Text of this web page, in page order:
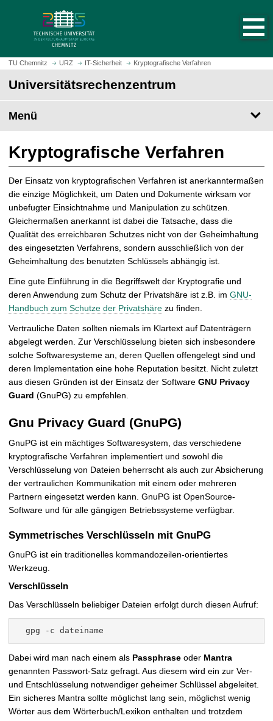
z
m
t
e
i
t
u
f
r
u
f
e
n
TU Chemnitz URZ IT-Sicherheit Kryptografische Verfahren
Universitäts­rechen­zentrum
Menü
Kryptografische Verfahren
Der Einsatz von kryptografischen Verfahren ist anerkanntermaßen
die einzige Möglichkeit, um Daten und Dokumente wirksam vor
unbefugter Einsichtnahme und Manipulation zu schützen.
Gleichermaßen anerkannt ist dabei die Tatsache, dass die
Qualität des erreichbaren Schutzes nicht von der Geheimhaltung
des eingesetzten Verfahrens, sondern ausschließlich von der
Geheimhaltung des benutzten Schlüssels abhängig ist.
Eine gute Einführung in die Begriffswelt der Kryptografie und
deren Anwendung zum Schutz der Privatshäre ist z.B. im GNU-
Handbuch zum Schutze der Privatshäre zu finden.
Vertrauliche Daten sollten niemals im Klartext auf Datenträgern
abgelegt werden. Zur Verschlüsselung bieten sich insbesondere
solche Softwaresysteme an, deren Quellen offengelegt sind und
deren Implementation eine hohe Reputation besitzt. Nicht zuletzt
aus diesen Gründen ist der Einsatz der Software GNU Privacy
Guard (GnuPG) zu empfehlen.
Gnu Privacy Guard (GnuPG)
GnuPG ist ein mächtiges Softwaresystem, das verschiedene
kryptografische Verfahren implementiert und sowohl die
Verschlüsselung von Dateien beherrscht als auch zur Absicherung
der vertraulichen Kommunikation mit einem oder mehreren
Partnern eingesetzt werden kann. GnuPG ist OpenSource-
Software und für alle gängigen Betriebssysteme verfügbar.
Symmetrisches Verschlüsseln mit GnuPG
GnuPG ist ein traditionelles kommandozeilen-orientiertes
Werkzeug.
Verschlüsseln
Das Verschlüsseln beliebiger Dateien erfolgt durch diesen Aufruf:
Dabei wird man nach einem als Passphrase oder Mantra
genannten Passwort-Satz gefragt. Aus diesem wird ein zur Ver-
und Entschlüsselung notwendiger geheimer Schlüssel abgeleitet.
Ein sicheres Mantra sollte möglichst lang sein, möglichst wenig
Wörter aus dem Wörterbuch/Lexikon enthalten und trotzdem